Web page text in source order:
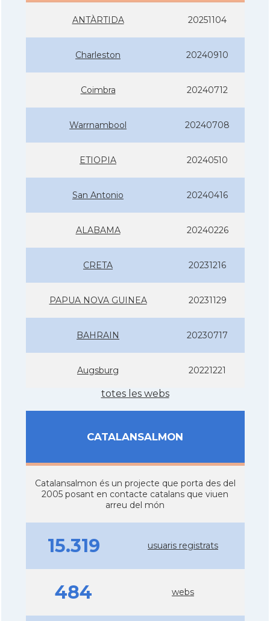
ANTÀRTIDA 20251104
Charleston 20240910
Coimbra 20240712
Warrnambool 20240708
ETIOPIA 20240510
San Antonio 20240416
ALABAMA 20240226
CRETA 20231216
PAPUA NOVA GUINEA 20231129
BAHRAIN 20230717
Augsburg 20221221
totes les webs
CATALANSALMON
Catalansalmon és un projecte que porta des del
2005 posant en contacte catalans que viuen
arreu del món
15.319 usuaris registrats
484 webs